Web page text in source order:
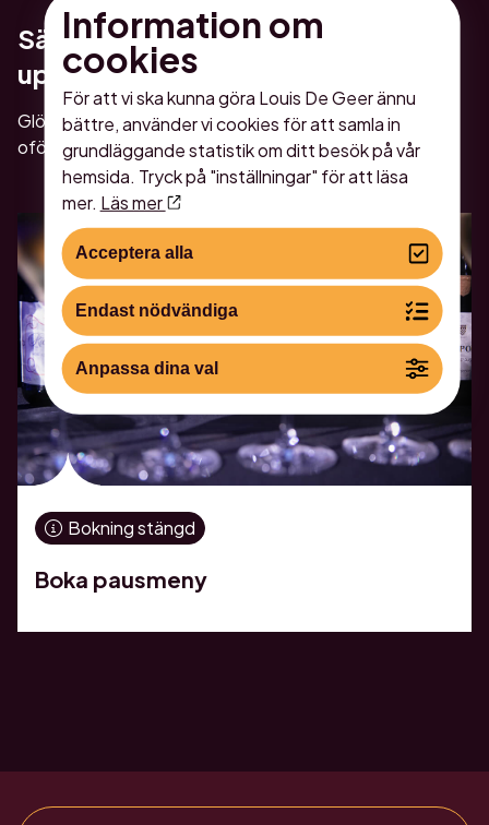
Sätt lite extra guldkant på er
upplevelse
Glöm inte att boka ett mat- och dryckespaket för en
oförglömlig upplevelse!
Bokning stängd
Boka pausmeny
Information om
cookies
För att vi ska kunna göra Louis De Geer ännu
bättre, använder vi cookies för att samla in
grundläggande statistik om ditt besök på vår
hemsida. Tryck på "inställningar" för att läsa
mer. Läs mer
Acceptera alla
Endast nödvändiga
Anpassa dina val